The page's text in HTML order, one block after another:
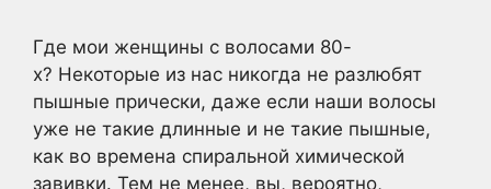
Где мои женщины с волосами 80-
х? Некоторые из нас никогда не разлюбят
пышные прически, даже если наши волосы
уже не такие длинные и не такие пышные,
как во времена спиральной химической
завивки. Тем не менее, вы, вероятно,